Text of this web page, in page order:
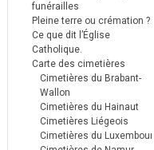
funérailles
Pleine terre ou crémation ?
Ce que dit l’Église
Catholique.
Carte des cimetières
Cimetières du Brabant-
Wallon
Cimetières du Hainaut
Cimetières Liégeois
Cimetières du Luxembourg